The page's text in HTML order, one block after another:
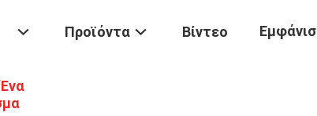
Προϊόντα Βίντεο
Zeolite Γυαλιού Παραθύρων Μοριακή Κόσκινων Αντοχή